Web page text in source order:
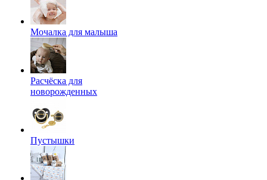
Мочалка для малыша
Расчёска для
новорожденных
Пустышки